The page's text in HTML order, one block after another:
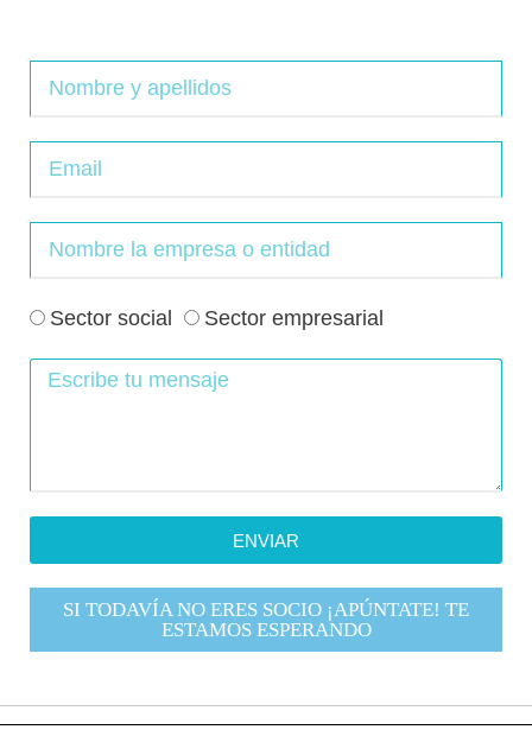
Sector social Sector empresarial
ENVIAR
SI TODAVÍA NO ERES SOCIO ¡APÚNTATE! TE
ESTAMOS ESPERANDO